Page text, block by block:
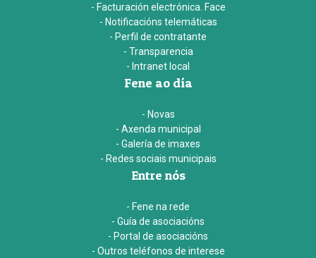
- Facturación electrónica. Face
- Notificacións telemáticas
- Perfil de contratante
- Transparencia
- Intranet local
Fene ao día
- Novas
- Axenda municipal
- Galería de imaxes
- Redes sociais municipais
Entre nós
- Fene na rede
- Guía de asociacións
- Portal de asociacións
- Outros teléfonos de interese